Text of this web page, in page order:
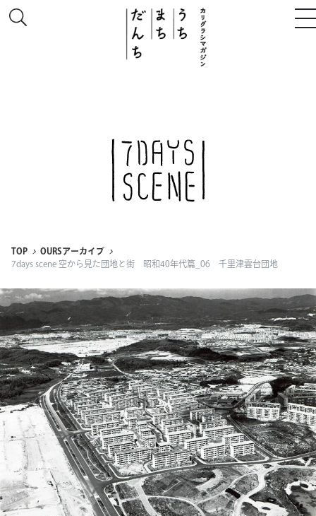
このサイトについて
# うち
特集
連載
ジャーナル
タグ一覧
TOP
OURSアーカイブ
7days scene 空から見た団地と街 昭和40年代篇_06 千里津雲台団地